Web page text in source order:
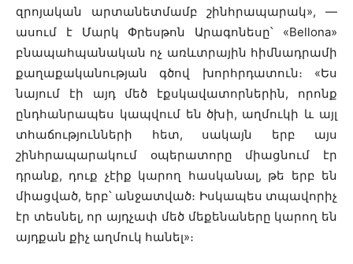
զրոյական արտանետմամբ շինհրապարակ», —
ասում է Մարկ Փրեսթոն Արագոնեսը՝ «Bellona»
բնապահպանական ոչ առևտրային հիմնադրամի
քաղաքականության գծով խորհրդատուն։ «Ես
նայում էի այդ մեծ էքսկավատորներին, որոնք
ընդհանրապես կապվում են ծխի, աղմուկի և այլ
տհաճությունների հետ, սակայն երբ այս
շինհրապարակում օպերատորը միացնում էր
դրանք, դուք չէիք կարող հասկանալ, թե երբ են
միացված, երբ՝ անջատված։ Իսկապես տպավորիչ
էր տեսնել, որ այդչափ մեծ մեքենաները կարող են
այդքան քիչ աղմուկ հանել»։